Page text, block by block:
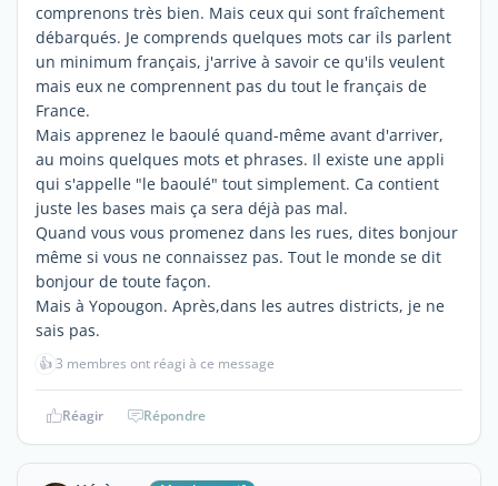
comprenons très bien. Mais ceux qui sont fraîchement
débarqués. Je comprends quelques mots car ils parlent
un minimum français, j'arrive à savoir ce qu'ils veulent
mais eux ne comprennent pas du tout le français de
France.
Mais apprenez le baoulé quand-même avant d'arriver,
au moins quelques mots et phrases. Il existe une appli
qui s'appelle "le baoulé" tout simplement. Ca contient
juste les bases mais ça sera déjà pas mal.
Quand vous vous promenez dans les rues, dites bonjour
même si vous ne connaissez pas. Tout le monde se dit
bonjour de toute façon.
Mais à Yopougon. Après,dans les autres districts, je ne
sais pas.
👍3 membres ont réagi à ce message
Réagir Répondre